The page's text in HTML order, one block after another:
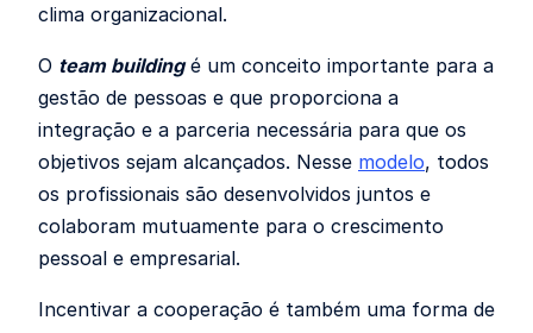
clima organizacional.
O team buildingé um conceito importante para a
gestão de pessoas e que proporciona a
integração e a parceria necessária para que os
objetivos sejam alcançados. Nesse modelo, todos
os profissionais são desenvolvidos juntos e
colaboram mutuamente para o crescimento
pessoal e empresarial.
Incentivar a cooperação é também uma forma de